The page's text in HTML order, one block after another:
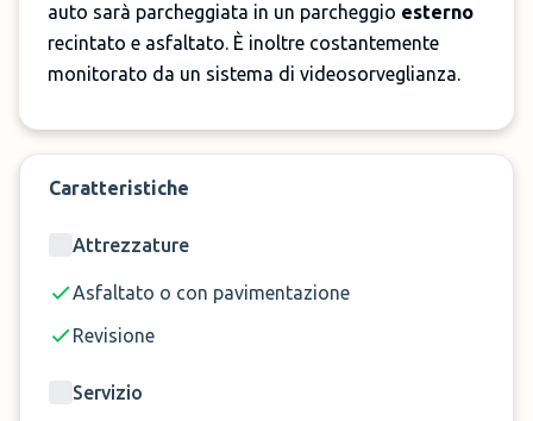
auto sarà parcheggiata in un parcheggio esterno
recintato e asfaltato. È inoltre costantemente
monitorato da un sistema di videosorveglianza.
⌛ Distanza
Caratteristiche
Attrezzature
Asfaltato o con pavimentazione
Revisione
Servizio